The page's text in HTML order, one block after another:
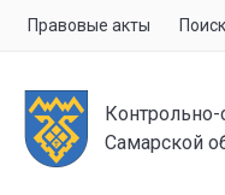
Правовые акты Поиск
Контрольно-
Самарской